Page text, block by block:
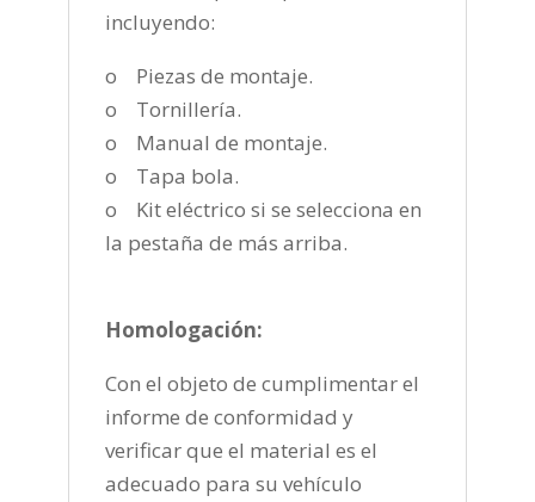
incluyendo:
o Piezas de montaje.
o Tornillería.
o Manual de montaje.
o Tapa bola.
o Kit eléctrico si se selecciona en
la pestaña de más arriba.
Homologación:
Con el objeto de cumplimentar el
informe de conformidad y
verificar que el material es el
adecuado para su vehículo